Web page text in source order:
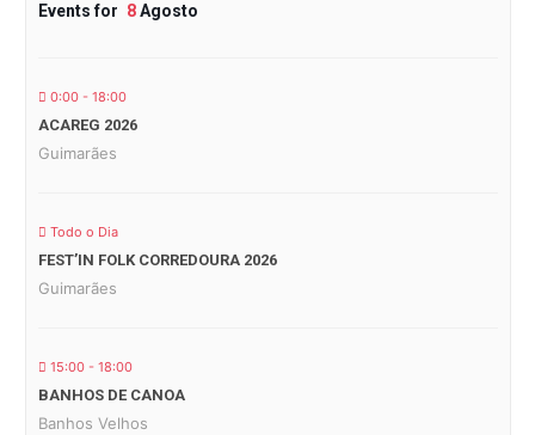
Events for 8Agosto
0:00 - 18:00
ACAREG 2026
Guimarães
Todo o Dia
FEST’IN FOLK CORREDOURA 2026
Guimarães
15:00 - 18:00
BANHOS DE CANOA
Banhos Velhos